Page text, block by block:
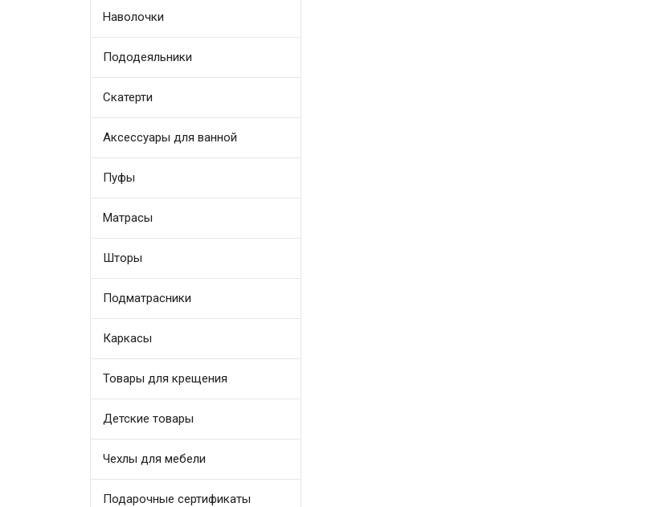
Наволочки
Пододеяльники
Скатерти
Аксессуары для ванной
Пуфы
Матрасы
Шторы
Подматрасники
Каркасы
Товары для крещения
Детские товары
Чехлы для мебели
Подарочные сертификаты